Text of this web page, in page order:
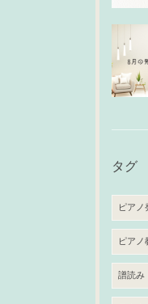
タグ
ピアノ
ピアノ
譜読み